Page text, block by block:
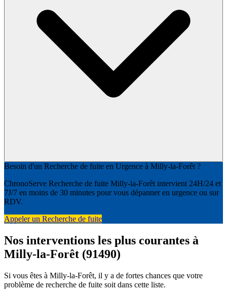
Besoin d'un Recherche de fuite en Urgence à Milly-la-Forêt ?
ChronoServe Recherche de fuite Milly-la-Forêt intervient 24H/24 et
7J/7 en moins de 30 minutes pour vous dépanner en urgence ou sur
RDV.
Appeler un Recherche de fuite
Nos interventions les plus courantes à
Milly-la-Forêt (91490)
Si vous êtes à Milly-la-Forêt, il y a de fortes chances que votre
problème de recherche de fuite soit dans cette liste.